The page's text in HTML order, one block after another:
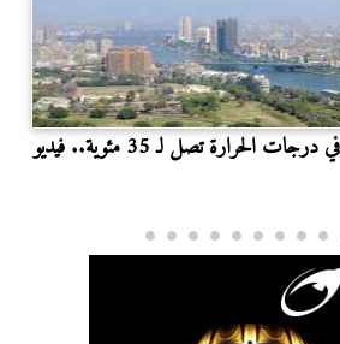
الحرارة تصل لـ 35 مئوية.. فيديو